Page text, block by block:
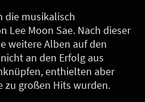
die musikalisch
Lee Moon Sae. Nach dieser
weitere Alben auf den
an den Erfolg aus
enthielten aber
zu großen Hits wurden.